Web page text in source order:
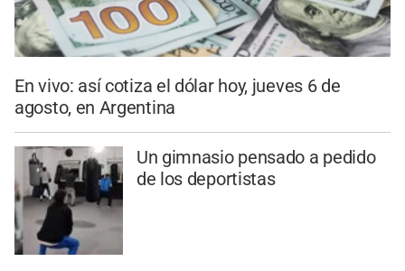
En vivo: así cotiza el dólar hoy, jueves 6 de
agosto, en Argentina
Un gimnasio pensado a pedido
de los deportistas